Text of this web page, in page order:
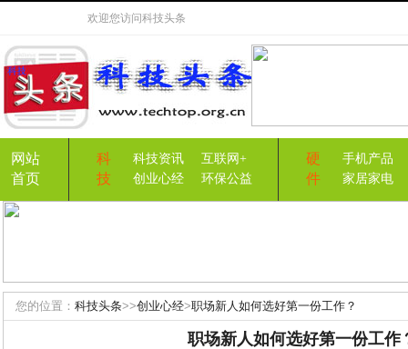
欢迎您访问科技头条
网站
首页
科
技
科技资讯
互联网+
创业心经
环保公益
硬
件
手机产品
家居家电
您的位置： 科技头条>>创业心经>职场新人如何选好第一份工作？
职场新人如何选好第一份工作